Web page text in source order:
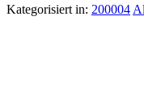
Kategorisiert in: 200004